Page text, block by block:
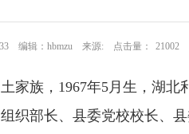
编辑：hbmzu 来源: 点击量： 21002
家族，1967年5月生，湖
织部长、县委党校校长、